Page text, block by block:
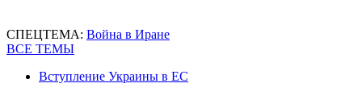
СПЕЦТЕМА: Война в Иране
ВСЕ ТЕМЫ
Вступление Украины в ЕС